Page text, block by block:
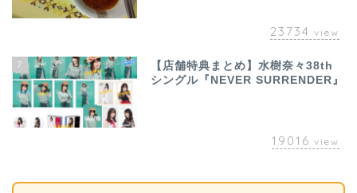
23734 view
7
【店舗特典まとめ】水樹奈々38th
シングル『NEVER SURRENDER』
19016 view